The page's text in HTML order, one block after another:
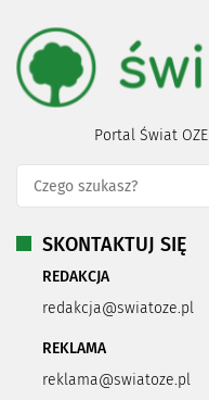
Portal Świat
SKONTAKTUJ SIĘ
REDAKCJA
redakcja@swiatoze.pl
REKLAMA
reklama@swiatoze.pl